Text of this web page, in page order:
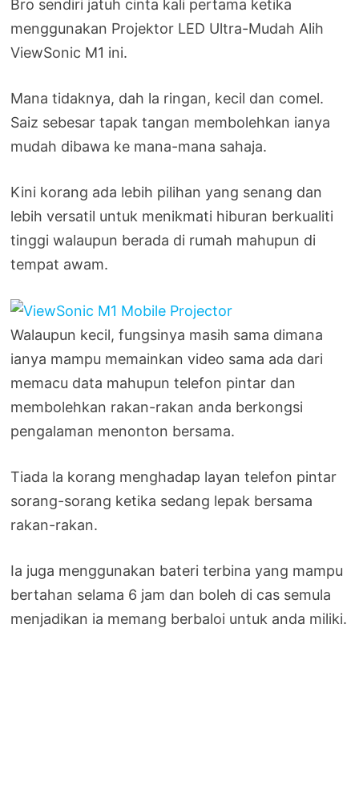
Bro sendiri jatuh cinta kali pertama ketika
menggunakan Projektor LED Ultra-Mudah Alih
ViewSonic M1 ini.
Mana tidaknya, dah la ringan, kecil dan comel.
Saiz sebesar tapak tangan membolehkan ianya
mudah dibawa ke mana-mana sahaja.
Kini korang ada lebih pilihan yang senang dan
lebih versatil untuk menikmati hiburan berkualiti
tinggi walaupun berada di rumah mahupun di
tempat awam.
Walaupun kecil, fungsinya masih sama dimana
ianya mampu memainkan video sama ada dari
memacu data mahupun telefon pintar dan
membolehkan rakan-rakan anda berkongsi
pengalaman menonton bersama.
Tiada la korang menghadap layan telefon pintar
sorang-sorang ketika sedang lepak bersama
rakan-rakan.
Ia juga menggunakan bateri terbina yang mampu
bertahan selama 6 jam dan boleh di cas semula
menjadikan ia memang berbaloi untuk anda miliki.